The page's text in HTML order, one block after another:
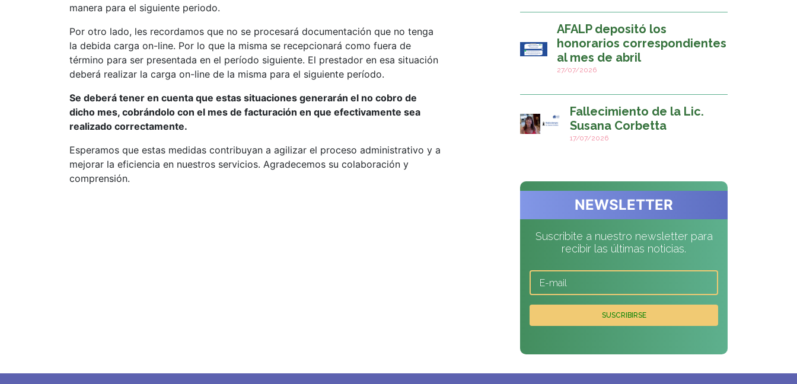
manera para el siguiente periodo.
Por otro lado, les recordamos que no se procesará documentación que no tenga
la debida carga on-line. Por lo que la misma se recepcionará como fuera de
término para ser presentada en el período siguiente. El prestador en esa situación
deberá realizar la carga on-line de la misma para el siguiente período.
Se deberá tener en cuenta que estas situaciones generarán el no cobro de
dicho mes, cobrándolo con el mes de facturación en que efectivamente sea
realizado correctamente.
Esperamos que estas medidas contribuyan a agilizar el proceso administrativo y a
mejorar la eficiencia en nuestros servicios. Agradecemos su colaboración y
comprensión.
AFALP depositó los
honorarios correspondientes
al mes de abril
27/07/2026
Fallecimiento de la Lic.
Susana Corbetta
17/07/2026
NEWSLETTER
Suscribite a nuestro newsletter para
recibir las últimas noticias.